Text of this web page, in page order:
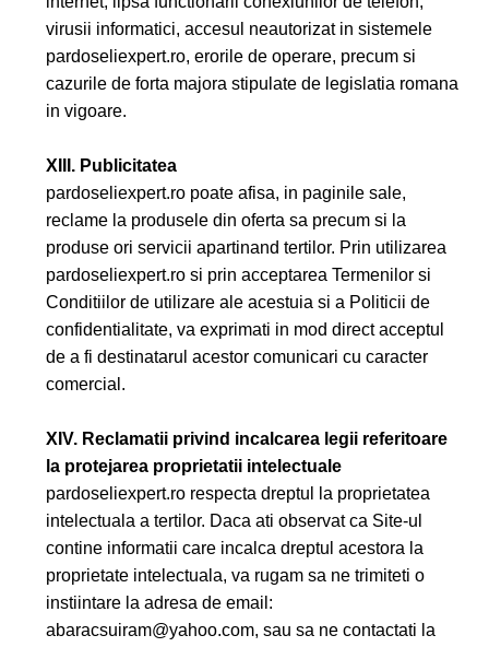
virusii informatici, accesul neautorizat in sistemele
pardoseliexpert.ro, erorile de operare, precum si
cazurile de forta majora stipulate de legislatia romana
in vigoare.
XIII. Publicitatea
pardoseliexpert.ro poate afisa, in paginile sale,
reclame la produsele din oferta sa precum si la
produse ori servicii apartinand tertilor. Prin utilizarea
pardoseliexpert.ro si prin acceptarea Termenilor si
Conditiilor de utilizare ale acestuia si a Politicii de
confidentialitate, va exprimati in mod direct acceptul
de a fi destinatarul acestor comunicari cu caracter
comercial.
XIV. Reclamatii privind incalcarea legii referitoare
la protejarea proprietatii intelectuale
pardoseliexpert.ro respecta dreptul la proprietatea
intelectuala a tertilor. Daca ati observat ca Site-ul
contine informatii care incalca dreptul acestora la
proprietate intelectuala, va rugam sa ne trimiteti o
instiintare la adresa de email:
abaracsuiram@yahoo.com, sau sa ne contactati la